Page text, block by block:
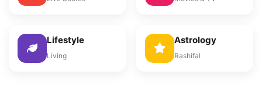
Lifestyle
Living
Astrology
Rashifal